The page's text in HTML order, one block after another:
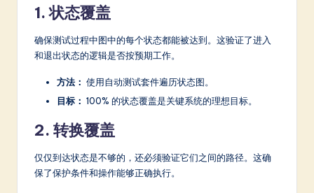
1. 状态覆盖
确保测试过程中图中的每个状态都能被达到。这验证了进入
和退出状态的逻辑是否按预期工作。
方法： 使用自动测试套件遍历状态图。
目标： 100% 的状态覆盖是关键系统的理想目标。
2. 转换覆盖
仅仅到达状态是不够的，还必须验证它们之间的路径。这确
保了保护条件和操作能够正确执行。